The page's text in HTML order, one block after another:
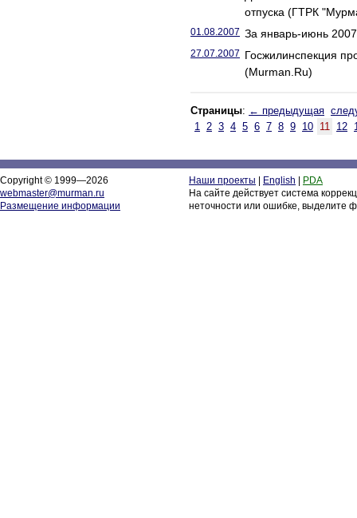
отпуска (ГТРК
01.08.2007 За январь-июнь
27.07.2007 Госжилинспекция
(Murman.Ru)
Страницы: ← предыдущая
1 2 3 4 5 6 7 8 9 10 11 12
Copyright © 1999—2026
webmaster@murman.ru
Размещение информации
Наши проекты English
PDA
На сайте действует система
неточности или ошибке, выделите